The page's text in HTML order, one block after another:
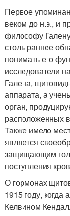
Первое
веком до н.э., и
философу
столь раннее
понимать его
исследователи
Галена,
аппарата, а
орган,
расположенных
Также имело
является
защищающим
поступления
О гормонах
1915 году,
Келвином